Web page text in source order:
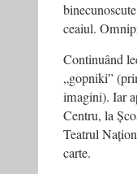
ceaiul.
Continuând
„gopniki”
imagini). Iar
Centru, la
Teatrul
carte.